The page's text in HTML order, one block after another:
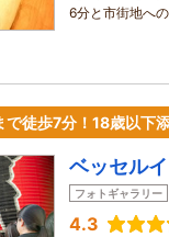
6分と市街地へ
徒歩7分！18歳以下
ベッセル
フォトギャラリー
4.3